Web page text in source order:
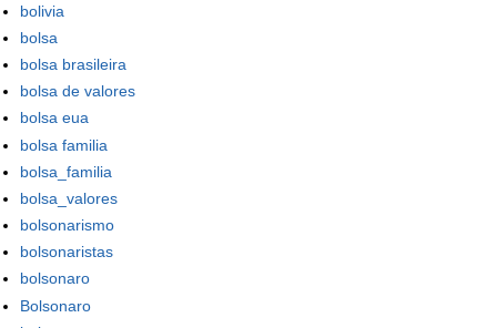
bolivia
bolsa
bolsa brasileira
bolsa de valores
bolsa eua
bolsa familia
bolsa_familia
bolsa_valores
bolsonarismo
bolsonaristas
bolsonaro
Bolsonaro